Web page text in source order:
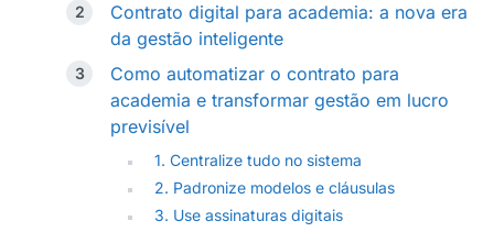
Contrato digital para academia: a nova era
da gestão inteligente
Como automatizar o contrato para
academia e transformar gestão em lucro
previsível
1. Centralize tudo no sistema
2. Padronize modelos e cláusulas
3. Use assinaturas digitais